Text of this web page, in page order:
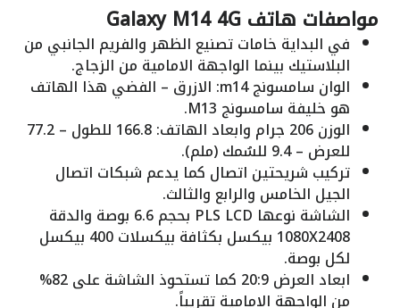
مواصفات هاتف Galaxy M14 4G
في البداية خامات تصنيع الظهر والفريم الجانبي من
البلاستيك بينما الواجهة الامامية من الزجاج.
الوان سامسونج m14: الازرق – الفضي هذا الهاتف
هو خليفة سامسونج M13.
الوزن 206 جرام وابعاد الهاتف: 166.8 للطول – 77.2
للعرض – 9.4 للسُمك (ملم).
تركيب شريحتين اتصال كما يدعم شبكات اتصال
الجيل الخامس والرابع والثالث.
الشاشة نوعها PLS LCD بحجم 6.6 بوصة والدقة
1080X2408 بيكسل بكثافة بيكسلات 400 بيكسل
لكل بوصة.
ابعاد العرض 20:9 كما تستحوذ الشاشة على 82%
من الواجهة الامامية تقريباً.